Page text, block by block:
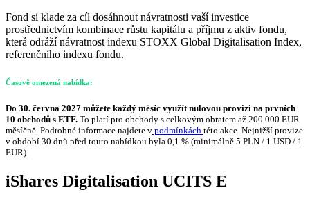
Fond si klade za cíl dosáhnout návratnosti vaší investice
prostřednictvím kombinace růstu kapitálu a příjmu z aktiv fondu,
která odráží návratnost indexu STOXX Global Digitalisation Index,
referenčního indexu fondu.
Časově omezená nabídka:
Do 30. června 2027 můžete každý měsíc využít nulovou provizi na prvních
10 obchodů s ETF. To platí pro obchody s celkovým obratem až 200 000 EUR
měsíčně. Podrobné informace najdete v podmínkách této akce. Nejnižší provize
v období 30 dnů před touto nabídkou byla 0,1 % (minimálně 5 PLN / 1 USD / 1
EUR).
iShares Digitalisation UCITS E